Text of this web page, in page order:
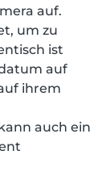
auf.
um zu
ist
auf
ihrem
auch ein